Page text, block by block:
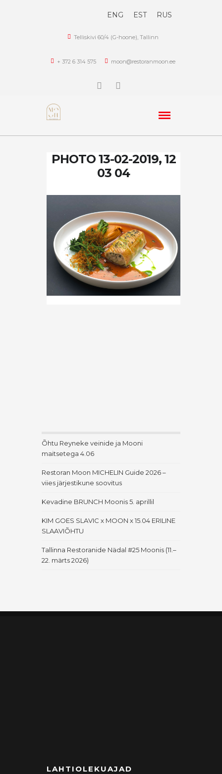
ENG EST RUS
Telliskivi 60/4 (G-hoone), Tallinn
+ 372 6 314 575 moon@restoranmoon.ee
PHOTO 13-02-2019, 12
03 04
Õhtu Reyneke veinide ja Mooni
maitsetega 4.06
Restoran Moon MICHELIN Guide 2026 –
viies järjestikune soovitus
Kevadine BRUNCH Moonis 5. aprillil
KIM GOES SLAVIC x MOON x 15.04 ERILINE
SLAAVIÕHTU
Tallinna Restoranide Nädal #25 Moonis (11.–
22. märts 2026)
LAHTIOLEKUAJAD